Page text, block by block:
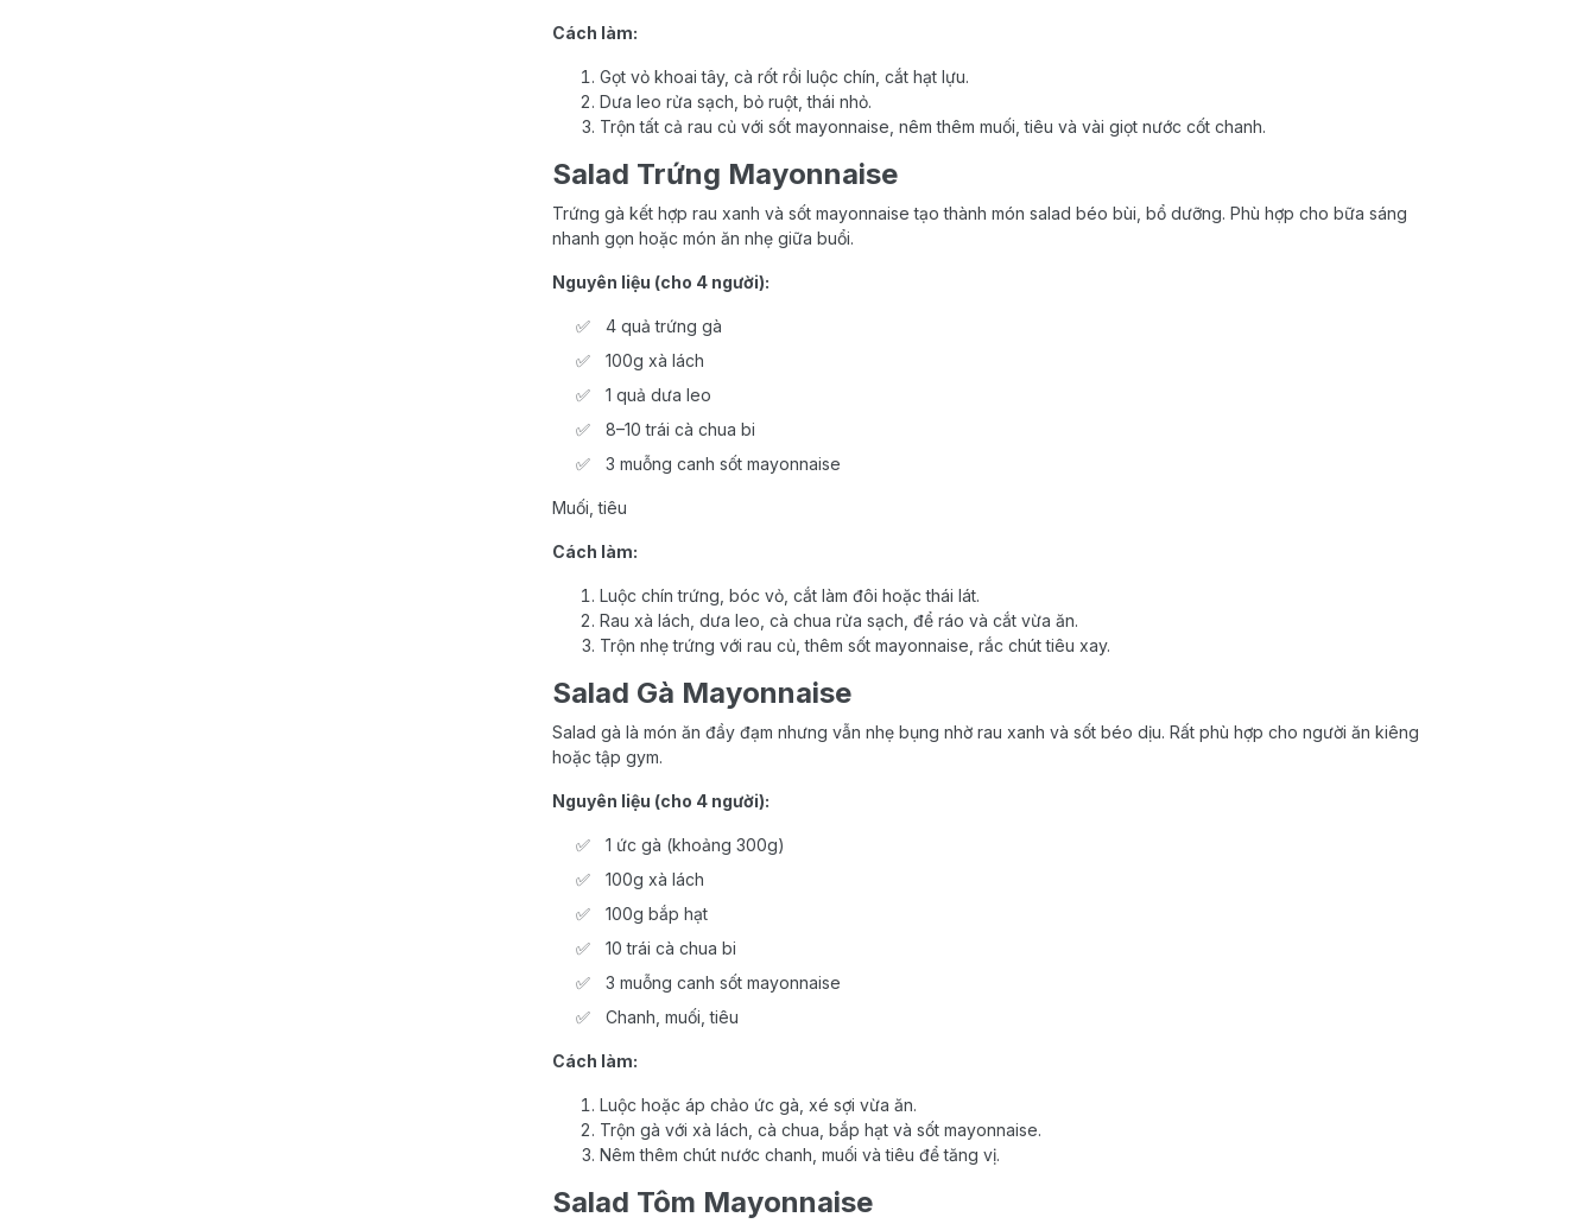
Cách làm:
Gọt vỏ khoai tây, cà rốt rồi luộc chín, cắt hạt lựu.
Dưa leo rửa sạch, bỏ ruột, thái nhỏ.
Trộn tất cả rau củ với sốt mayonnaise, nêm thêm muối, tiêu và vài giọt nước cốt chanh.
Salad Trứng Mayonnaise
Trứng gà kết hợp rau xanh và sốt mayonnaise tạo thành món salad béo bùi, bổ dưỡng. Phù hợp cho bữa sáng
nhanh gọn hoặc món ăn nhẹ giữa buổi.
Nguyên liệu (cho 4 người):
4 quả trứng gà
100g xà lách
1 quả dưa leo
8–10 trái cà chua bi
3 muỗng canh sốt mayonnaise
Muối, tiêu
Cách làm:
Luộc chín trứng, bóc vỏ, cắt làm đôi hoặc thái lát.
Rau xà lách, dưa leo, cà chua rửa sạch, để ráo và cắt vừa ăn.
Trộn nhẹ trứng với rau củ, thêm sốt mayonnaise, rắc chút tiêu xay.
Salad Gà Mayonnaise
Salad gà là món ăn đầy đạm nhưng vẫn nhẹ bụng nhờ rau xanh và sốt béo dịu. Rất phù hợp cho người ăn kiêng
hoặc tập gym.
Nguyên liệu (cho 4 người):
1 ức gà (khoảng 300g)
100g xà lách
100g bắp hạt
10 trái cà chua bi
3 muỗng canh sốt mayonnaise
Chanh, muối, tiêu
Cách làm:
Luộc hoặc áp chảo ức gà, xé sợi vừa ăn.
Trộn gà với xà lách, cà chua, bắp hạt và sốt mayonnaise.
Nêm thêm chút nước chanh, muối và tiêu để tăng vị.
Salad Tôm Mayonnaise